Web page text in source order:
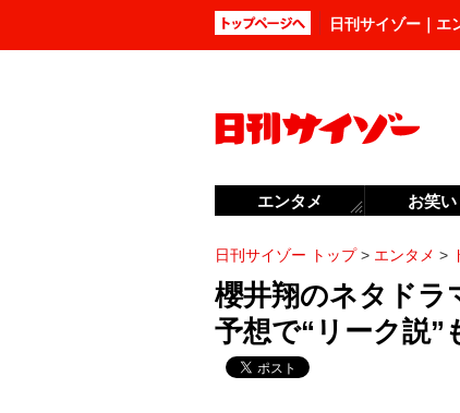
日刊サイゾー｜エ
日刊サイゾー トップ> エンタメ >
櫻井翔のネタドラ
予想で“リーク説”
エンタメ お笑い